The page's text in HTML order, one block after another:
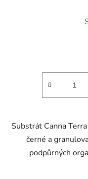
Substrát Canna
černé a
podpůrných